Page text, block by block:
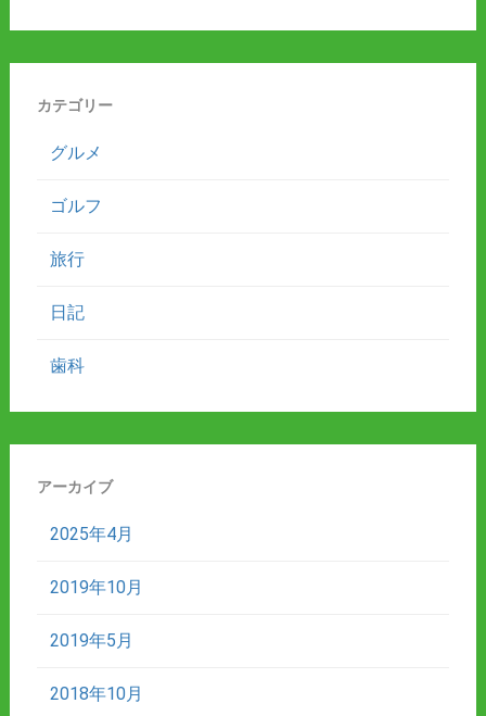
カテゴリー
グルメ
ゴルフ
旅行
日記
歯科
アーカイブ
2025年4月
2019年10月
2019年5月
2018年10月